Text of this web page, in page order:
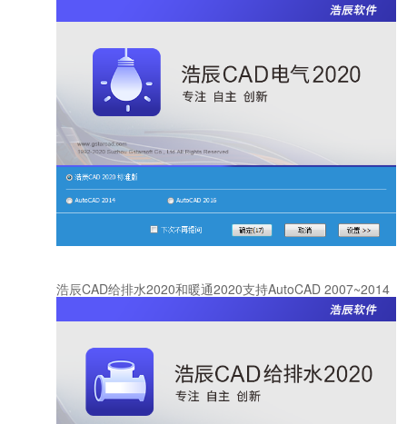
浩辰CAD给排水2020和暖通2020支持AutoCAD 2007~2014